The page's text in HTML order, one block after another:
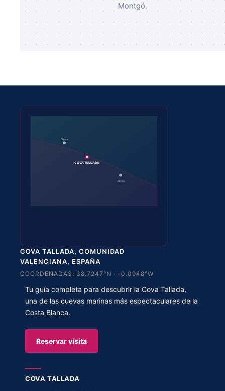
Montgó.
Dénia
COVA TALLADA
Jávea
COVA TALLADA, COMUNIDAD
VALENCIANA, ESPAÑA
COORDENADAS: 38.7247°N · -0.0948°W
Tu guía completa para descubrir la Cova Tallada,
una de las cuevas marinas más espectaculares de la
Costa Blanca.
Reservar visita
COVA TALLADA